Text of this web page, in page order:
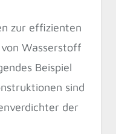
zur effizienten
Wasserstoff
Beispiel
sind
der